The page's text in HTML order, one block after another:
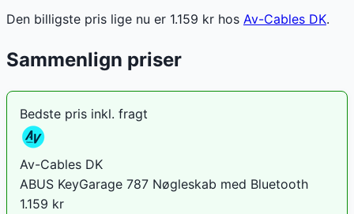
Den billigste pris lige nu er 1.159 kr hos Av-Cables DK.
Sammenlign priser
Bedste pris inkl. fragt
Av-Cables DK
ABUS KeyGarage 787 Nøgleskab med Bluetooth
1.159 kr